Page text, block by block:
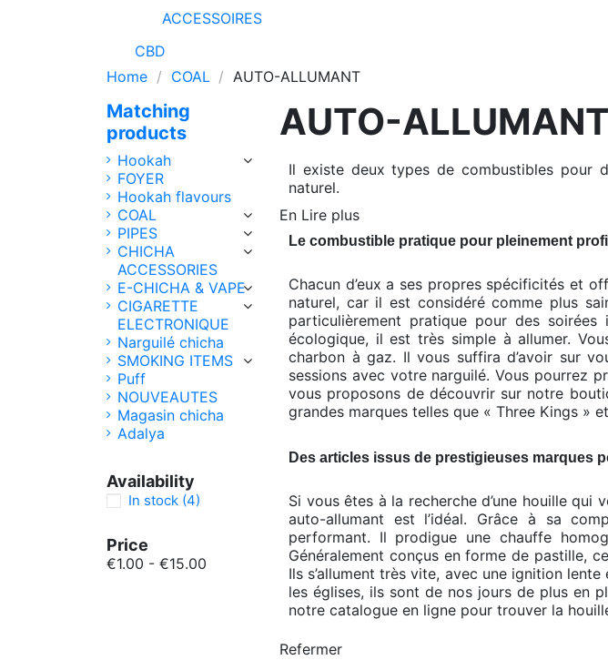
ACCESSOIRES
CBD
Home
COAL AUTO-ALLUMANT
AUTO-ALLUMANT
Il existe deux types de combustibles pour
naturel.
En Lire plus
Le combustible pratique pour pleinement
Chacun d’eux a ses propres spécificités et
naturel, car il est considéré comme plus
particulièrement pratique pour des
écologique, il est très simple à allumer.
charbon à gaz. Il vous suffira d’avoir sur
sessions avec votre narguilé. Vous pourrez
vous proposons de découvrir sur notre
grandes marques telles que « Three Kings »
Des articles issus de prestigieuses marques
Si vous êtes à la recherche d’une houille
auto-allumant est l’idéal. Grâce à sa
performant. Il prodigue une chauffe
Généralement conçus en forme de pastille,
Ils s’allument très vite, avec une ignition
les églises, ils sont de nos jours de plus en
notre catalogue en ligne pour trouver la
Refermer
Matching
products
Hookah
FOYER
Hookah flavours
COAL
PIPES
CHICHA
ACCESSORIES
E-CHICHA & VAPE
CIGARETTE
ELECTRONIQUE
Narguilé chicha
SMOKING ITEMS
Puff
NOUVEAUTES
Magasin chicha
Adalya
Availability
In stock (4)
Price
€1.00 - €15.00